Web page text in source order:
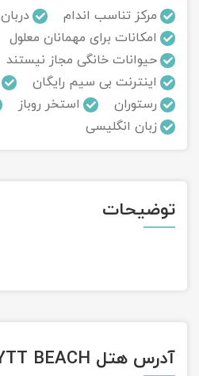
مرکز تناسب اندام دربان
امکانات برای مهمانان معلول
حیوانات خانگی مجاز نیستند
اینترنت بی سیم رایگان
رستوران
استخر روباز
زبان انگلیسی
توضیحات
آدرس هتل MYTT BEACH
تور مرداب سراوان
تور گلستان
تور سوباتان
تور چابهار
تور کاشان
تور آفرود